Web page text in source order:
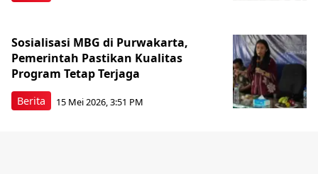
Berita
Sosialisasi MBG di Purwakarta,
Pemerintah Pastikan Kualitas
Program Tetap Terjaga
15 Mei 2026, 3:51 PM